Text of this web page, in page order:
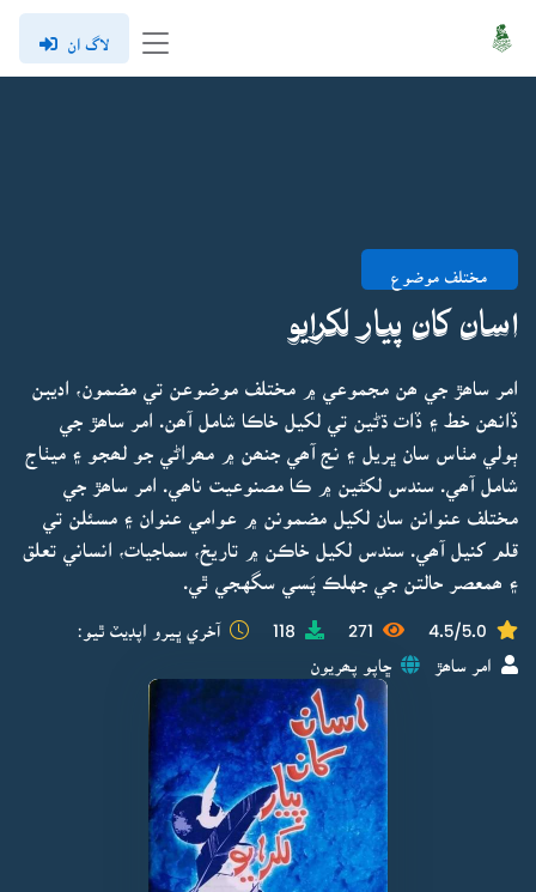
لاگ ان
مختلف موضوع
اسان کان پيار لکرايو
امر ساھڙ جي ھن مجموعي ۾ مختلف موضوعن تي مضمون، اديبن
ڏانھن خط ۽ ڏات ڌڻين تي لکيل خاڪا شامل آھن. امر ساھڙ جي
ٻولي مٺاس سان ڀريل ۽ نج آھي جنھن ۾ مھراڻي جو لھجو ۽ ميٺاج
شامل آھي. سندس لکڻين ۾ ڪا مصنوعيت ناھي. امر ساھڙ جي
مختلف عنوانن سان لکيل مضمونن ۾ عوامي عنوان ۽ مسئلن تي
قلم کنيل آھي. سندس لکيل خاڪن ۾ تاريخ، سماجيات، انساني تعلق
۽ ھمعصر حالتن جي جهلڪ پَسي سگهجي ٿي.
4.5/5.0
271
118 آخري ڀيرو اپڊيٽ ٿيو:
امر ساھڙ ڇاپو پھريون